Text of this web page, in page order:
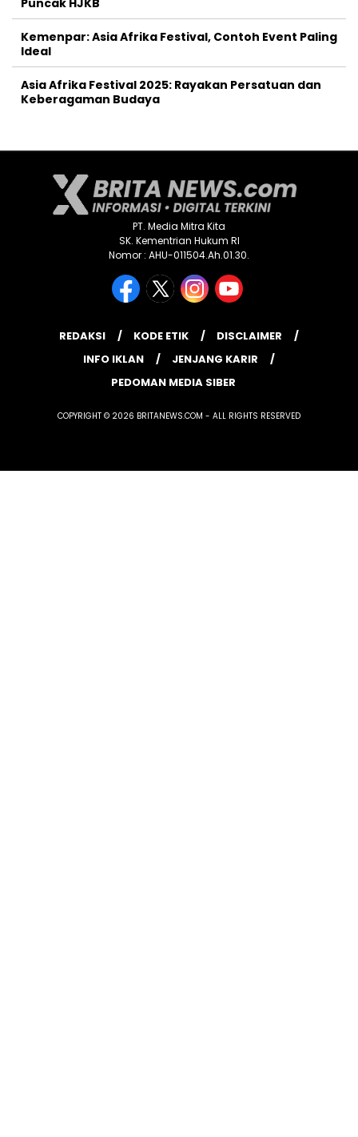
Kemenpar: Asia Afrika Festival, Contoh Event Paling
Ideal
Asia Afrika Festival 2025: Rayakan Persatuan dan
Keberagaman Budaya
PT. Media Mitra Kita
SK. Kementrian Hukum RI
Nomor : AHU-011504.Ah.01.30.
REDAKSI KODE ETIK
DISCLAIMER
INFO IKLAN
JENJANG KARIR
PEDOMAN MEDIA SIBER
COPYRIGHT © 2026 BRITANEWS.COM - ALL RIGHTS RESERVED